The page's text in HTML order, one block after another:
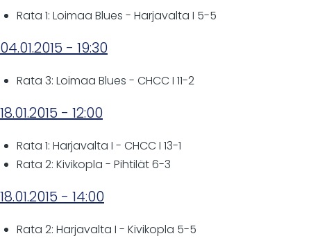
Rata 1: Loimaa Blues - Harjavalta I 5-5
04.01.2015 - 19:30
Rata 3: Loimaa Blues - CHCC I 11-2
18.01.2015 - 12:00
Rata 1: Harjavalta I - CHCC I 13-1
Rata 2: Kivikopla - Pihtilät 6-3
18.01.2015 - 14:00
Rata 2: Harjavalta I - Kivikopla 5-5